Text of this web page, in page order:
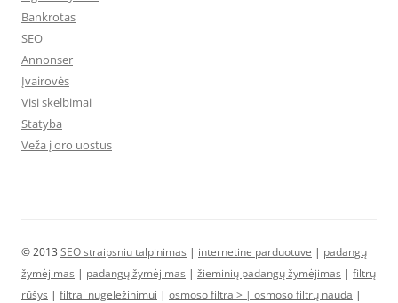
Bankrotas
SEO
Annonser
Įvairovės
Visi skelbimai
Statyba
Veža į oro uostus
© 2013 SEO straipsniu talpinimas | internetine parduotuve | padangų
žymėjimas | padangų žymėjimas | žieminių padangų žymėjimas | filtrų
rūšys | filtrai nugeležinimui | osmoso filtrai> | osmoso filtrų nauda |